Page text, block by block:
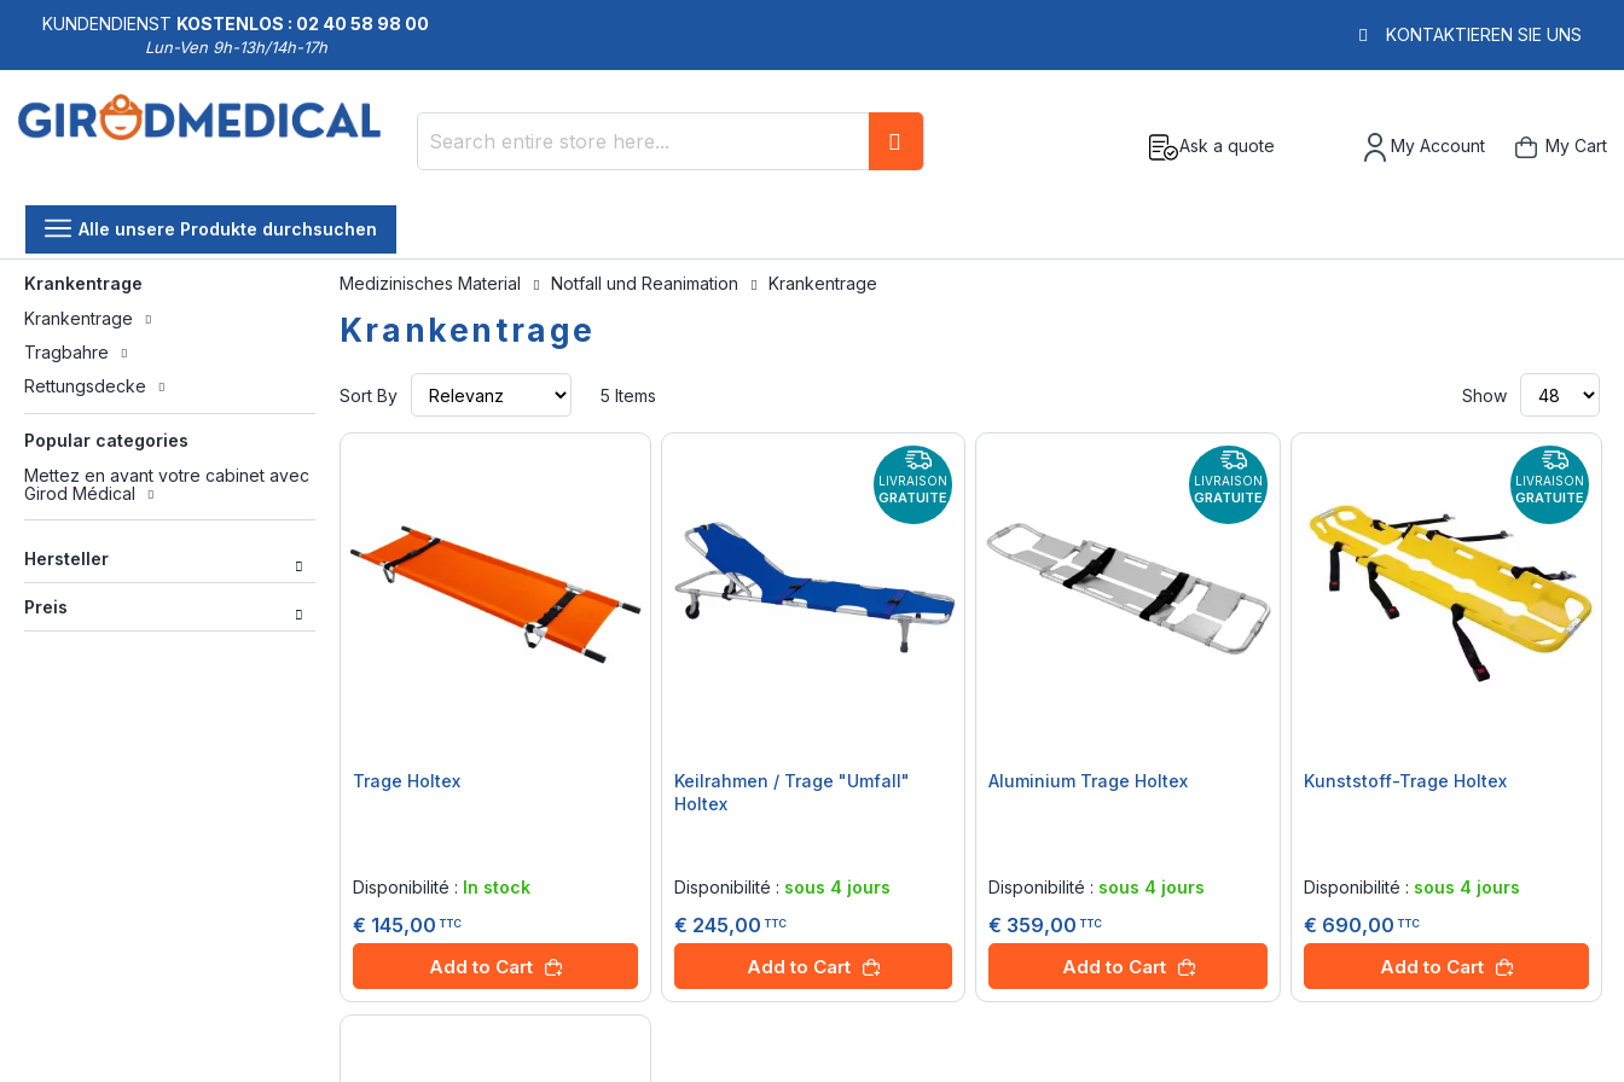
KUNDENDIENST KOSTENLOS : 02 40 58 98 00
Lun-Ven 9h-13h/14h-17h
KONTAKTIEREN SIE UNS
Ask a quote My Account My Cart
Alle unsere Produkte durchsuchen
Medizinisches Material Notfall und Reanimation Krankentrage
Krankentrage
Sort By
Ascending
Direction
5 Items Show
Trage Holtex
Disponibilité : In stock
€ 145,00 TTC
Add to Cart
LIVRAISON
GRATUITE
Keilrahmen / Trage "Umfall"
Holtex
Disponibilité : sous 4 jours
€ 245,00 TTC
Add to Cart
LIVRAISON
GRATUITE
Aluminium Trage Holtex
Disponibilité : sous 4 jours
€ 359,00 TTC
Add to Cart
LIVRAISON
GRATUITE
Kunststoff-Trage Holtex
Disponibilité : sous 4 jours
€ 690,00 TTC
Add to Cart
Krankentrage
Krankentrage
Tragbahre
Rettungsdecke
Popular categories
Mettez en avant votre cabinet avec
Girod Médical
Hersteller
Preis